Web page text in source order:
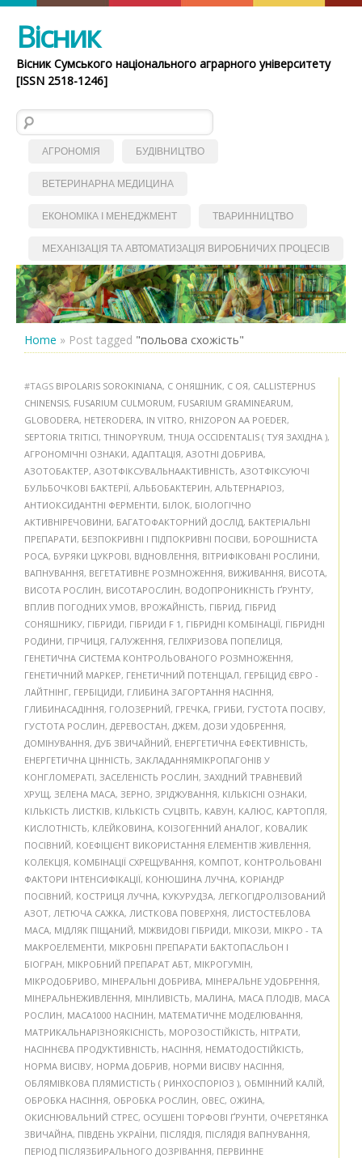
Вісник
Вісник Сумського національного аграрного університету
[ISSN 2518-1246]
Пошук:
АГРОНОМІЯ БУДІВНИЦТВО
ВЕТЕРИНАРНА МЕДИЦИНА
ЕКОНОМІКА І МЕНЕДЖМЕНТ ТВАРИННИЦТВО
МЕХАНІЗАЦІЯ ТА АВТОМАТИЗАЦІЯ ВИРОБНИЧИХ ПРОЦЕСІВ
Home » Post tagged "польова схожість"
#TAGS BIPOLARIS SOROKINIANA, C ОНЯШНИК, C ОЯ, CALLISTEPHUS
CHINENSIS, FUSARIUM CULMORUM, FUSARIUM GRAMINEARUM,
GLOBODERA, HETERODERA, IN VITRO, RHIZOPON AA POEDER,
SEPTORIA TRITICI, THINOPYRUM, THUJA OCCIDENTALIS ( ТУЯ ЗАХІДНА ),
АГРОНОМІЧНІ ОЗНАКИ, АДАПТАЦІЯ, АЗОТНІ ДОБРИВА,
АЗОТОБАКТЕР, АЗОТФІКСУВАЛЬНААКТИВНІСТЬ, АЗОТФІКСУЮЧІ
БУЛЬБОЧКОВІ БАКТЕРІЇ, АЛЬБОБАКТЕРИН, АЛЬТЕРНАРІОЗ,
АНТИОКСИДАНТНІ ФЕРМЕНТИ, БІЛОК, БІОЛОГІЧНО
АКТИВНІРЕЧОВИНИ, БАГАТОФАКТОРНИЙ ДОСЛІД, БАКТЕРІАЛЬНІ
ПРЕПАРАТИ, БЕЗПОКРИВНІ І ПІДПОКРИВНІ ПОСІВИ, БОРОШНИСТА
РОСА, БУРЯКИ ЦУКРОВІ, ВІДНОВЛЕННЯ, ВІТРИФІКОВАНІ РОСЛИНИ,
ВАПНУВАННЯ, ВЕГЕТАТИВНЕ РОЗМНОЖЕННЯ, ВИЖИВАННЯ, ВИСОТА,
ВИСОТА РОСЛИН, ВИСОТАРОСЛИН, ВОДОПРОНИКНІСТЬ ҐРУНТУ,
ВПЛИВ ПОГОДНИХ УМОВ, ВРОЖАЙНІСТЬ, ГІБРИД, ГІБРИД
СОНЯШНИКУ, ГІБРИДИ, ГІБРИДИ F 1 , ГІБРИДНІ КОМБІНАЦІЇ, ГІБРИДНІ
РОДИНИ, ГІРЧИЦЯ, ГАЛУЖЕННЯ, ГЕЛІХРИЗОВА ПОПЕЛИЦЯ,
ГЕНЕТИЧНА СИСТЕМА КОНТРОЛЬОВАНОГО РОЗМНОЖЕННЯ,
ГЕНЕТИЧНИЙ МАРКЕР, ГЕНЕТИЧНИЙ ПОТЕНЦІАЛ, ГЕРБІЦИД ЄВРО -
ЛАЙТНІНГ, ГЕРБІЦИДИ, ГЛИБИНА ЗАГОРТАННЯ НАСІННЯ,
ГЛИБИНАСАДІННЯ, ГОЛОЗЕРНИЙ, ГРЕЧКА, ГРИБИ, ГУСТОТА ПОСІВУ,
ГУСТОТА РОСЛИН, ДЕРЕВОСТАН, ДЖЕМ, ДОЗИ УДОБРЕННЯ,
ДОМІНУВАННЯ, ДУБ ЗВИЧАЙНИЙ, ЕНЕРГЕТИЧНА ЕФЕКТИВНІСТЬ,
ЕНЕРГЕТИЧНА ЦІННІСТЬ, ЗАКЛАДАННЯМІКРОПАГОНІВ У
КОНГЛОМЕРАТІ, ЗАСЕЛЕНІСТЬ РОСЛИН, ЗАХІДНИЙ ТРАВНЕВИЙ
ХРУЩ, ЗЕЛЕНА МАСА, ЗЕРНО, ЗРІДЖУВАННЯ, КІЛЬКІСНІ ОЗНАКИ,
КІЛЬКІСТЬ ЛИСТКІВ, КІЛЬКІСТЬ СУЦВІТЬ, КАВУН, КАЛЮС, КАРТОПЛЯ,
КИСЛОТНІСТЬ, КЛЕЙКОВИНА, КОІЗОГЕННИЙ АНАЛОГ, КОВАЛИК
ПОСІВНИЙ, КОЕФІЦІЄНТ ВИКОРИСТАННЯ ЕЛЕМЕНТІВ ЖИВЛЕННЯ,
КОЛЕКЦІЯ, КОМБІНАЦІЇ СХРЕЩУВАННЯ, КОМПОТ, КОНТРОЛЬОВАНІ
ФАКТОРИ ІНТЕНСИФІКАЦІЇ, КОНЮШИНА ЛУЧНА, КОРІАНДР
ПОСІВНИЙ, КОСТРИЦЯ ЛУЧНА, КУКУРУДЗА, ЛЕГКОГІДРОЛІЗОВАНИЙ
АЗОТ, ЛЕТЮЧА САЖКА, ЛИСТКОВА ПОВЕРХНЯ, ЛИСТОСТЕБЛОВА
МАСА, МІДЛЯК ПІЩАНИЙ, МІЖВИДОВІ ГІБРИДИ, МІКОЗИ, МІКРО - ТА
МАКРОЕЛЕМЕНТИ, МІКРОБНІ ПРЕПАРАТИ БАКТОПАСЛЬОН І
БІОГРАН, МІКРОБНИЙ ПРЕПАРАТ АБТ, МІКРОГУМІН,
МІКРОДОБРИВО, МІНЕРАЛЬНІ ДОБРИВА, МІНЕРАЛЬНЕ УДОБРЕННЯ,
МІНЕРАЛЬНЕЖИВЛЕННЯ, МІНЛИВІСТЬ, МАЛИНА, МАСА ПЛОДІВ, МАСА
РОСЛИН, МАСА1000 НАСІНИН, МАТЕМАТИЧНЕ МОДЕЛЮВАННЯ,
МАТРИКАЛЬНАРІЗНОЯКІСНІСТЬ, МОРОЗОСТІЙКІСТЬ, НІТРАТИ,
НАСІННЄВА ПРОДУКТИВНІСТЬ, НАСІННЯ, НЕМАТОДОСТІЙКІСТЬ,
НОРМА ВИСІВУ, НОРМА ДОБРИВ, НОРМИ ВИСІВУ НАСІННЯ,
ОБЛЯМІВКОВА ПЛЯМИСТІСТЬ ( РИНХОСПОРІОЗ ), ОБМІННИЙ КАЛІЙ,
ОБРОБКА НАСІННЯ, ОБРОБКА РОСЛИН, ОВЕС, ОЖИНА,
ОКИСНЮВАЛЬНИЙ СТРЕС, ОСУШЕНІ ТОРФОВІ ҐРУНТИ, ОЧЕРЕТЯНКА
ЗВИЧАЙНА, ПІВДЕНЬ УКРАЇНИ, ПІСЛЯДІЯ, ПІСЛЯДІЯ ВАПНУВАННЯ,
ПЕРІОД ПІСЛЯЗБИРАЛЬНОГО ДОЗРІВАННЯ, ПЕРВИННЕ